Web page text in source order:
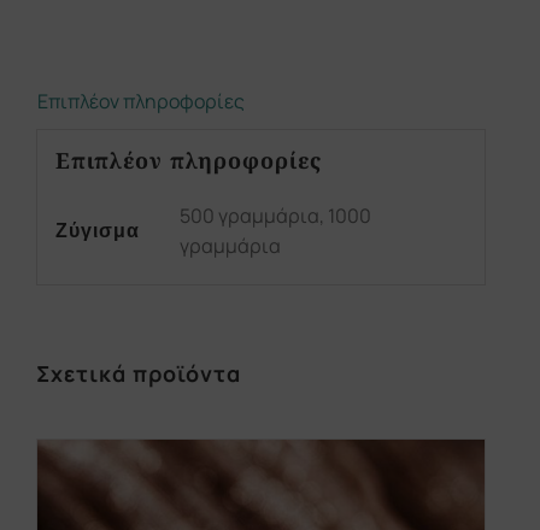
Επιπλέον πληροφορίες
Επιπλέον πληροφορίες
Ζύγισμα
500 γραμμάρια, 1000
γραμμάρια
Σχετικά προϊόντα